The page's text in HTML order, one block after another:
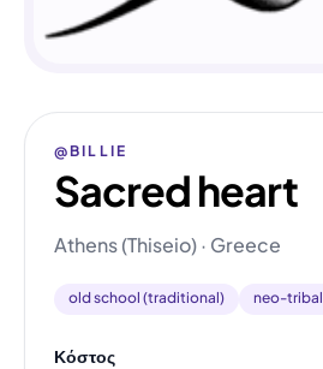
@BILLIE
Sacred heart
Athens (Thiseio) · Greece
old school (traditional) neo-tribal
Κόστος